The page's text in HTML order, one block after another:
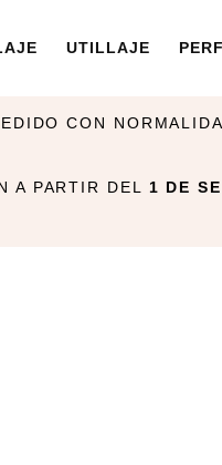
UTILLAJE
CON
A PARTIR DEL 1 DE